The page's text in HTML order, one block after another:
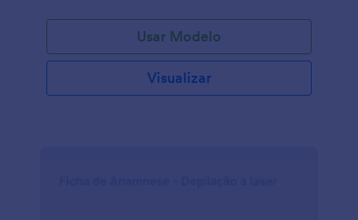
compartilhar o formulário com um link ou incorporá-
lo em seu site. Você poderá acessar as respostas em
sua conta Jotform segura — protegida com a opção
da conformidade HIPAA. Atualize as perguntas da
pesquisa, adicione seu logo ou mude as cores do
Usar Modelo
Visualizar